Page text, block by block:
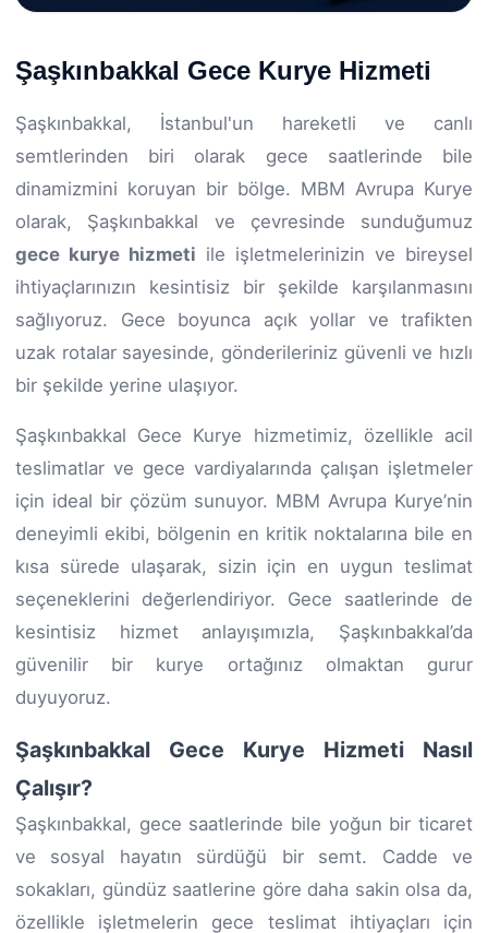
Şaşkınbakkal Gece Kurye Hizmeti
Şaşkınbakkal, İstanbul'un hareketli ve canlı
semtlerinden biri olarak gece saatlerinde bile
dinamizmini koruyan bir bölge. MBM Avrupa Kurye
olarak, Şaşkınbakkal ve çevresinde sunduğumuz
gece kurye hizmeti ile işletmelerinizin ve bireysel
ihtiyaçlarınızın kesintisiz bir şekilde karşılanmasını
sağlıyoruz. Gece boyunca açık yollar ve trafikten
uzak rotalar sayesinde, gönderileriniz güvenli ve hızlı
bir şekilde yerine ulaşıyor.
Şaşkınbakkal Gece Kurye hizmetimiz, özellikle acil
teslimatlar ve gece vardiyalarında çalışan işletmeler
için ideal bir çözüm sunuyor. MBM Avrupa Kurye’nin
deneyimli ekibi, bölgenin en kritik noktalarına bile en
kısa sürede ulaşarak, sizin için en uygun teslimat
seçeneklerini değerlendiriyor. Gece saatlerinde de
kesintisiz hizmet anlayışımızla, Şaşkınbakkal’da
güvenilir bir kurye ortağınız olmaktan gurur
duyuyoruz.
Şaşkınbakkal Gece Kurye Hizmeti Nasıl
Çalışır?
Şaşkınbakkal, gece saatlerinde bile yoğun bir ticaret
ve sosyal hayatın sürdüğü bir semt. Cadde ve
sokakları, gündüz saatlerine göre daha sakin olsa da,
özellikle işletmelerin gece teslimat ihtiyaçları için